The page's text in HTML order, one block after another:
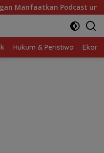
Informasi dan
Hukum & Peristiwa